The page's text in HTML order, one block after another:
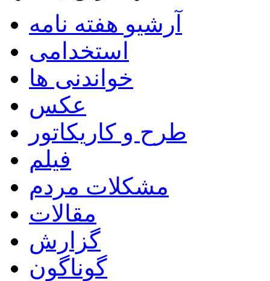
آرشیو هفته نامه
استخدامی
خواندنی ها
عکس
طرح و کاریکاتور
فیلم
مشکلات مردم
مقالات
گزارش
گوناگون